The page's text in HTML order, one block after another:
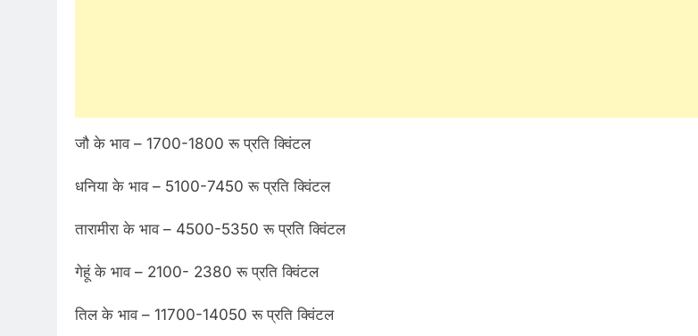
जौ के भाव – 1700-1800 रू प्रति क्विंटल
धनिया के भाव – 5100-7450 रू प्रति क्विंटल
तारामीरा के भाव – 4500-5350 रू प्रति क्विंटल
गेहूं के भाव – 2100- 2380 रू प्रति क्विंटल
तिल के भाव – 11700-14050 रू प्रति क्विंटल